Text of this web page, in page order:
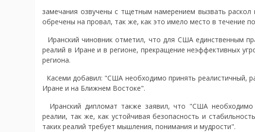
замечания озвучены с тщетным намерением вызвать
обречены на провал, так же, как это имело место в течение
Иранский чиновник отметил, что для США единственным
реалий в Иране и в регионе, прекращение неэффективных
региона.
Касеми добавил: "США необходимо принять реалистичный,
Иране и на Ближнем Востоке".
Иранский дипломат также заявил, что "США необходимо
реалии, так же, как устойчивая безопасность и
таких реалий требует мышления, понимания и мудрости".